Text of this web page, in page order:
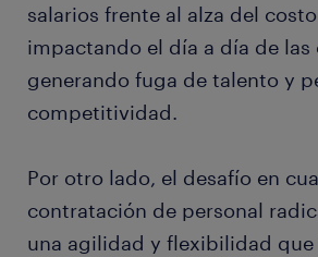
salarios frente al alza del
impactando el día a día de las
generando fuga de talento y
competitividad.
Por otro lado, el desafío en
contratación de personal
una agilidad y flexibilidad